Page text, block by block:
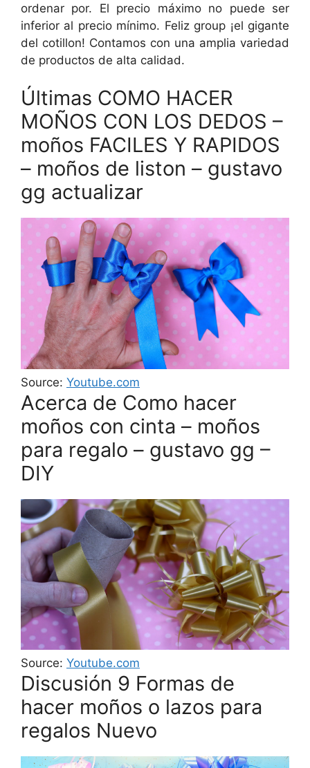
ordenar por. El precio máximo no puede ser
inferior al precio mínimo. Feliz group ¡el gigante
del cotillon! Contamos con una amplia variedad
de productos de alta calidad.
Últimas COMO HACER
MOÑOS CON LOS DEDOS –
moños FACILES Y RAPIDOS
– moños de liston – gustavo
gg actualizar
Source: Youtube.com
Acerca de Como hacer
moños con cinta – moños
para regalo – gustavo gg –
DIY
Source: Youtube.com
Discusión 9 Formas de
hacer moños o lazos para
regalos Nuevo